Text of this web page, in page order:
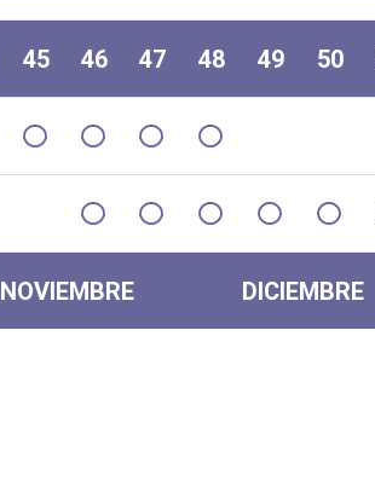
45 46 47 48 49 50
NOVIEMBRE DICIEMBRE